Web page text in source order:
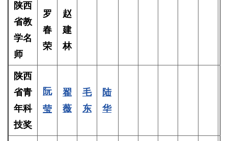
陕西
省教
学名
师
罗
春
荣
赵
建
林
陕西
省青
年科
技奖
阮
莹
翟
薇
毛
东
陆
华